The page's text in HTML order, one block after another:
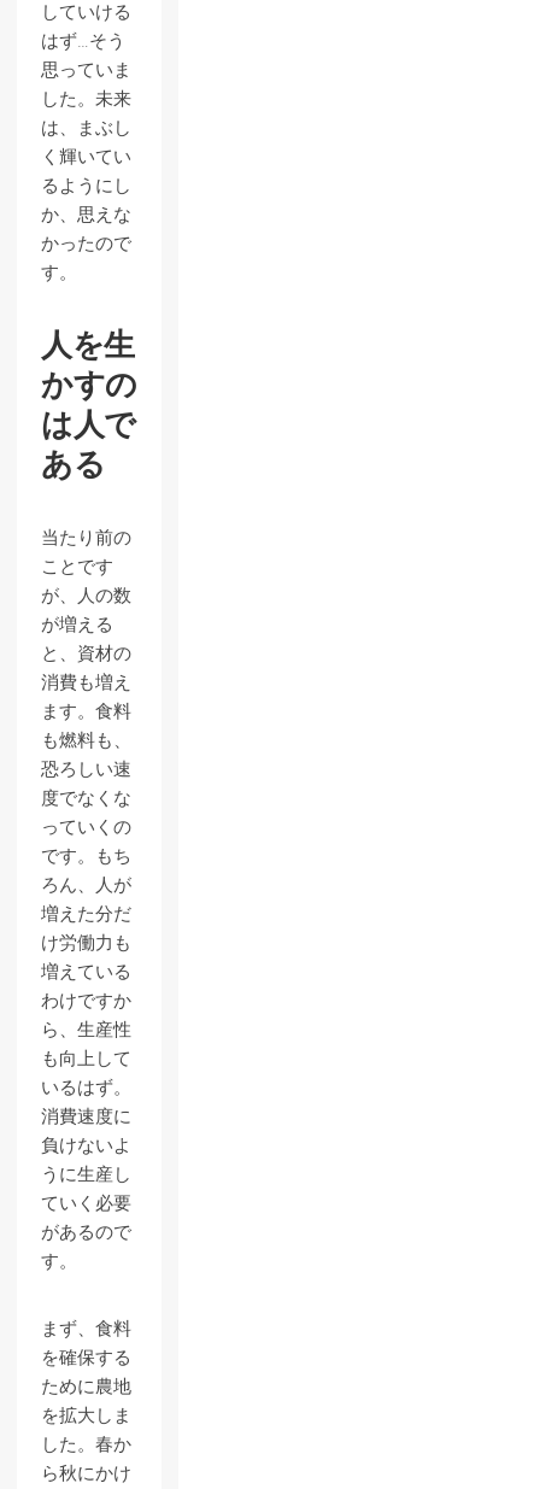
していける
はず…そう
思っていま
した。未来
は、まぶし
く輝いてい
るようにし
か、思えな
かったので
す。
人を生
かすの
は人で
ある
当たり前の
ことです
が、人の数
が増える
と、資材の
消費も増え
ます。食料
も燃料も、
恐ろしい速
度でなくな
っていくの
です。もち
ろん、人が
増えた分だ
け労働力も
増えている
わけですか
ら、生産性
も向上して
いるはず。
消費速度に
負けないよ
うに生産し
ていく必要
があるので
す。
まず、食料
を確保する
ために農地
を拡大しま
した。春か
ら秋にかけ